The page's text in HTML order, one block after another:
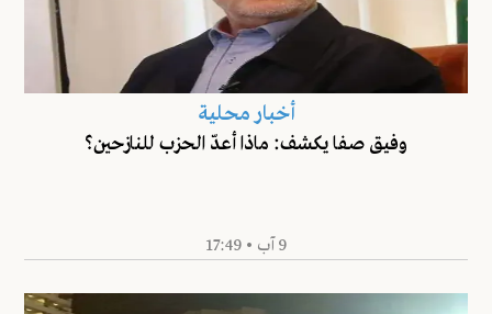
أخبار محلية
وفيق صفا يكشف: ماذا أعدّ الحزب للنازحين؟
9 آب • 17:49